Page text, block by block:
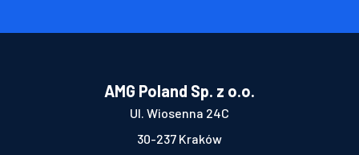
AMG Poland Sp. z o.o.
Ul. Wiosenna 24C
30-237 Kraków